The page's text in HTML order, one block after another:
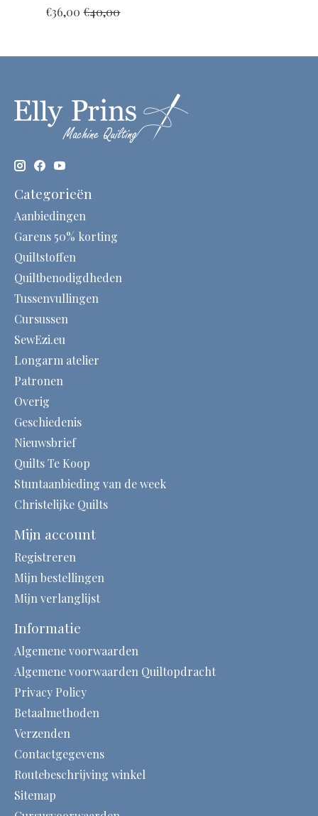
€36,00 €40,00
Categorieën
Aanbiedingen
Garens 50% korting
Quiltstoffen
Quiltbenodigdheden
Tussenvullingen
Cursussen
SewEzi.eu
Longarm atelier
Patronen
Overig
Geschiedenis
Nieuwsbrief
Quilts Te Koop
Stuntaanbieding van de week
Christelijke Quilts
Mijn account
Registreren
Mijn bestellingen
Mijn verlanglijst
Informatie
Algemene voorwaarden
Algemene voorwaarden Quiltopdracht
Privacy Policy
Betaalmethoden
Verzenden
Contactgegevens
Routebeschrijving winkel
Sitemap